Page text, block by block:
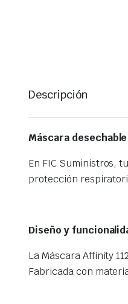
Descripción
Máscara
En FIC Suministros,
protección
Diseño y
La Máscara Affinity
Fabricada con